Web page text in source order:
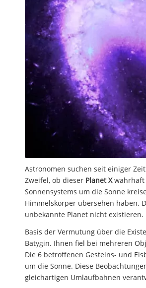
Astronomen suchen seit einiger
Zweifel, ob dieser Planet Xwahrhaft
Sonnensystems um die Sonne
Himmelskörper übersehen haben.
unbekannte Planet nicht existieren.
Basis der Vermutung über die
Batygin. Ihnen fiel bei mehreren
Die 6 betroffenen Gesteins- und
um die Sonne. Diese
gleichartigen Umlaufbahnen